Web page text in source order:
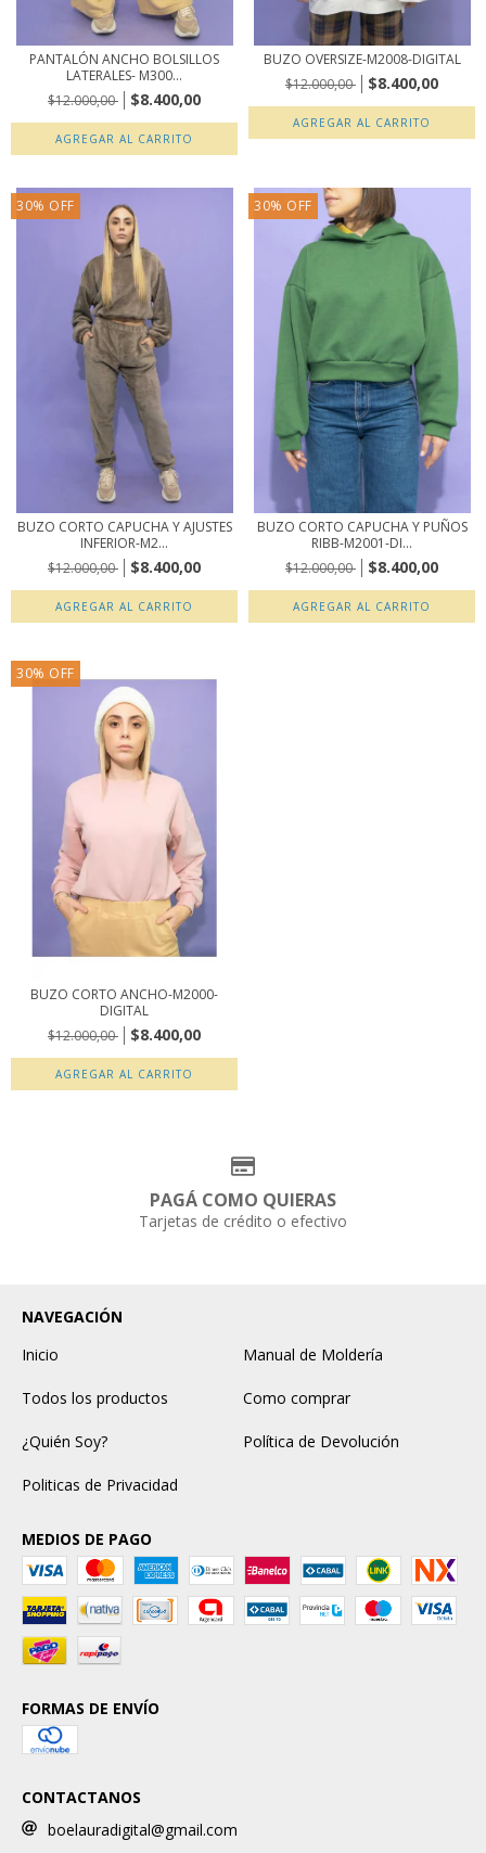
PANTALÓN ANCHO BOLSILLOS
LATERALES- M300...
$12.000,00
$8.400,00
AGREGAR AL CARRITO
BUZO OVERSIZE-M2008-DIGITAL
$12.000,00
$8.400,00
AGREGAR AL CARRITO
30% OFF
BUZO CORTO CAPUCHA Y AJUSTES
INFERIOR-M2...
$12.000,00
$8.400,00
AGREGAR AL CARRITO
30% OFF
BUZO CORTO CAPUCHA Y PUÑOS
RIBB-M2001-DI...
$12.000,00
$8.400,00
AGREGAR AL CARRITO
30% OFF
BUZO CORTO ANCHO-M2000-
DIGITAL
$12.000,00
$8.400,00
AGREGAR AL CARRITO
PAGÁ COMO QUIERAS
Tarjetas de crédito o efectivo
NAVEGACIÓN
Inicio
Manual de Moldería
Todos los productos Como comprar
¿Quién Soy? Política de Devolución
Politicas de Privacidad
MEDIOS DE PAGO
FORMAS DE ENVÍO
CONTACTANOS
boelauradigital@gmail.com